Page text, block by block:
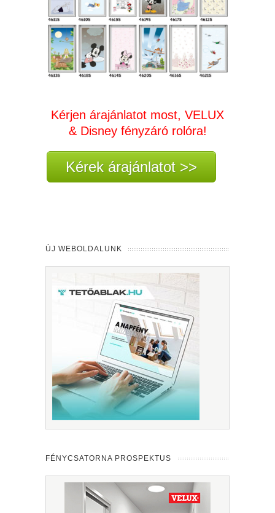
Kérjen árajánlatot most, VELUX
& Disney fényzáró rolóra!
Kérek árajánlatot >>
ÚJ WEBOLDALUNK
FÉNYCSATORNA PROSPEKTUS